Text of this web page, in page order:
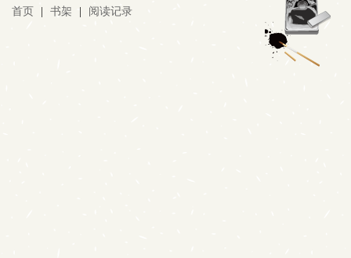
首页 书架 阅读记录